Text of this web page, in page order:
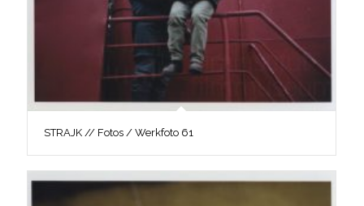
STRAJK // Fotos / Werkfoto 61